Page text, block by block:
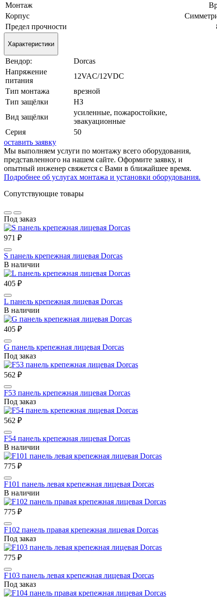
Монтаж
Корпус
Предел прочности
Характеристики
Вендор:
Dorcas
Напряжение
питания
12VAC/12VDC
Tип мoнтaжa
врезной
Тип защёлки
НЗ
Вид защёлки
усиленные, пожаростойкие,
эвакуационные
Серия
50
оставить заявку
Мы выполняем услуги по монтажу всего оборудования,
представленного на нашем сайте. Оформите заявку, и
опытный инженер свяжется с Вами в ближайшее время.
Подробнее об услугах монтажа и установки оборудования.
Сопутствующие товары
Под заказ
971 ₽
S панель крепежная лицевая Dorcas
В наличии
405 ₽
L панель крепежная лицевая Dorcas
В наличии
405 ₽
G панель крепежная лицевая Dorcas
Под заказ
562 ₽
F53 панель крепежная лицевая Dorcas
Под заказ
562 ₽
F54 панель крепежная лицевая Dorcas
В наличии
775 ₽
F101 панель левая крепежная лицевая Dorcas
В наличии
775 ₽
F102 панель правая крепежная лицевая Dorcas
Под заказ
775 ₽
F103 панель левая крепежная лицевая Dorcas
Под заказ